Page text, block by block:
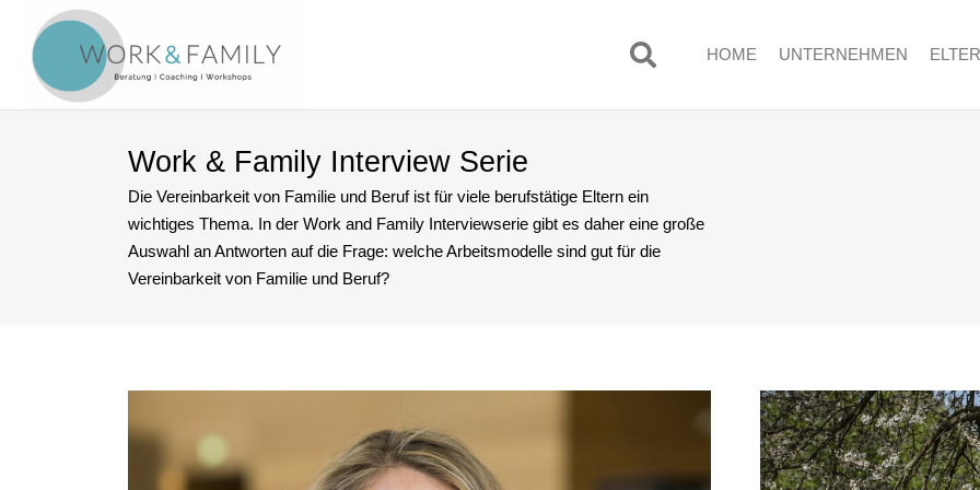
HOME UNTERNEHMEN
Work & Family Interview Serie
Die Vereinbarkeit von Familie und Beruf ist für viele berufstätige Eltern ein
wichtiges Thema. In der Work and Family Interviewserie gibt es daher eine große
Auswahl an Antworten auf die Frage: welche Arbeitsmodelle sind gut für die
Vereinbarkeit von Familie und Beruf?